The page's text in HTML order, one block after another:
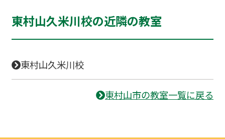
東村山久米川校の近隣の教室
東村山久米川校
東村山市の教室一覧に戻る